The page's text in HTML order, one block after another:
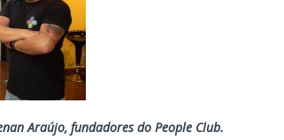
Araújo, fundadores do People Club.